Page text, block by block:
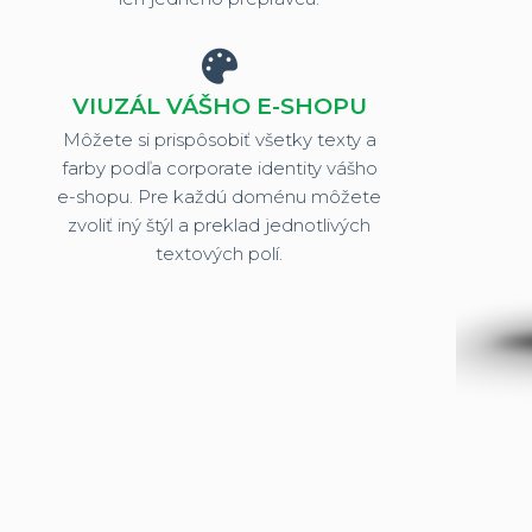
VIUZÁL VÁŠHO E-SHOPU
Môžete si prispôsobiť všetky texty a
farby podľa corporate identity vášho
e-shopu. Pre každú doménu môžete
zvoliť iný štýl a preklad jednotlivých
textových polí.